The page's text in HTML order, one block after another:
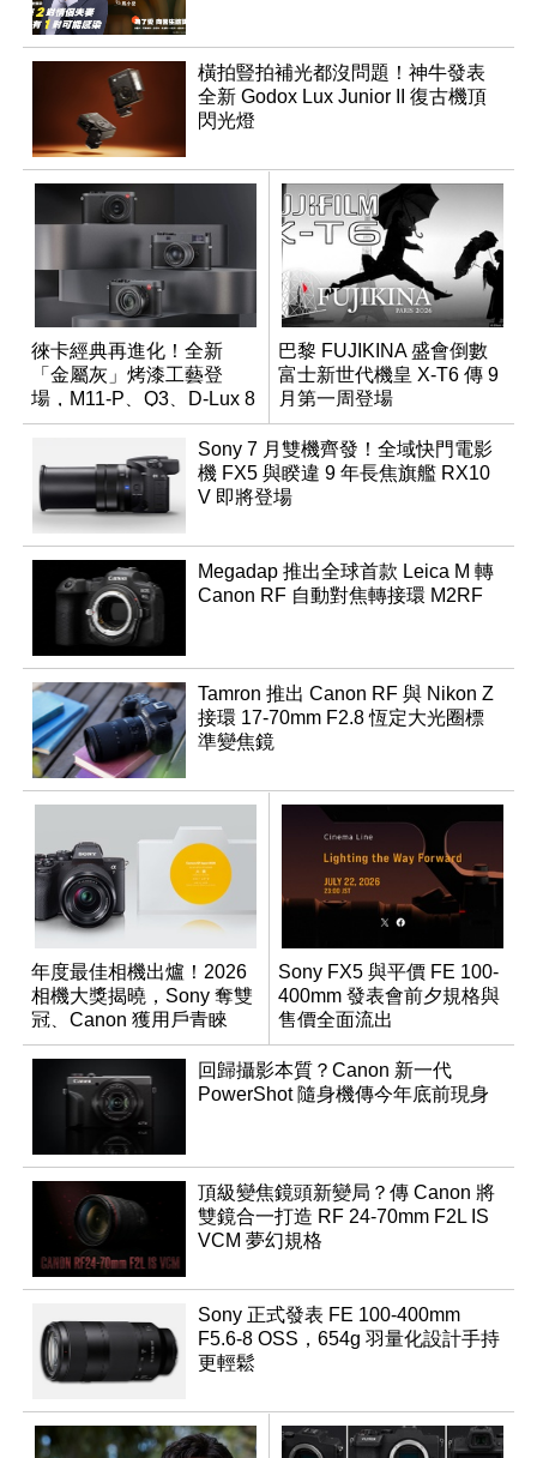
橫拍豎拍補光都沒問題！神牛發表
全新 Godox Lux Junior II 復古機頂
閃光燈
徠卡經典再進化！全新
「金屬灰」烤漆工藝登
場，M11-P、Q3、D-Lux 8
領銜換裝
巴黎 FUJIKINA 盛會倒數
富士新世代機皇 X-T6 傳 9
月第一周登場
Sony 7 月雙機齊發！全域快門電影
機 FX5 與睽違 9 年長焦旗艦 RX10
V 即將登場
Megadap 推出全球首款 Leica M 轉
Canon RF 自動對焦轉接環 M2RF
Tamron 推出 Canon RF 與 Nikon Z
接環 17-70mm F2.8 恆定大光圈標
準變焦鏡
年度最佳相機出爐！2026
相機大獎揭曉，Sony 奪雙
冠、Canon 獲用戶青睞
Sony FX5 與平價 FE 100-
400mm 發表會前夕規格與
售價全面流出
回歸攝影本質？Canon 新一代
PowerShot 隨身機傳今年底前現身
頂級變焦鏡頭新變局？傳 Canon 將
雙鏡合一打造 RF 24-70mm F2L IS
VCM 夢幻規格
Sony 正式發表 FE 100-400mm
F5.6-8 OSS，654g 羽量化設計手持
更輕鬆